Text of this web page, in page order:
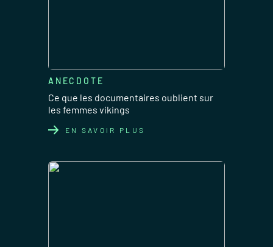
EN SAVOIR PLUS
ANECDOTE
Ce que les documentaires oublient sur
les femmes vikings